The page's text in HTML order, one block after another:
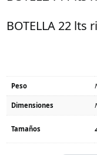
BOTELLA 22 lts
Peso
Dimensiones
Tamaños